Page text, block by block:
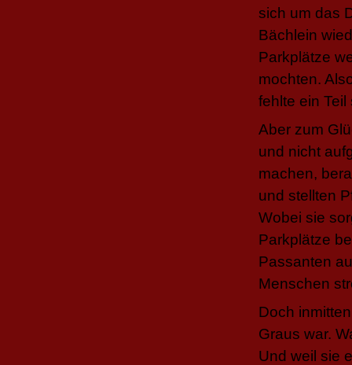
sich um das
Bächlein
Parkplätze
mochten.
fehlte ein
Aber zum
und nicht
machen,
und stellten
Wobei sie
Parkplätze
Passanten
Menschen
Doch
Graus war.
Und weil sie